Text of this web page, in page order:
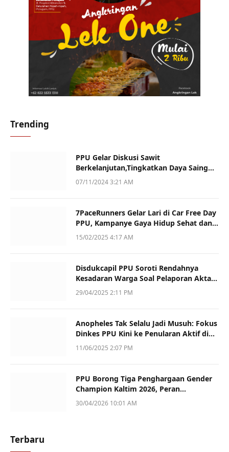
Trending
PPU Gelar Diskusi Sawit
Berkelanjutan,Tingkatkan Daya Saing
dan Kualitas
07/11/2024 3:21 AM
7PaceRunners Gelar Lari di Car Free Day
PPU, Kampanye Gaya Hidup Sehat dan
Dukung UMKM
15/02/2025 4:17 AM
Disdukcapil PPU Soroti Rendahnya
Kesadaran Warga Soal Pelaporan Akta
Kematian
29/04/2025 2:11 PM
Anopheles Tak Selalu Jadi Musuh: Fokus
Dinkes PPU Kini ke Penularan Aktif di
Sotek
11/06/2025 2:07 PM
PPU Borong Tiga Penghargaan Gender
Champion Kaltim 2026, Peran
Perempuan Jadi Sorotan
30/04/2026 10:01 AM
Terbaru